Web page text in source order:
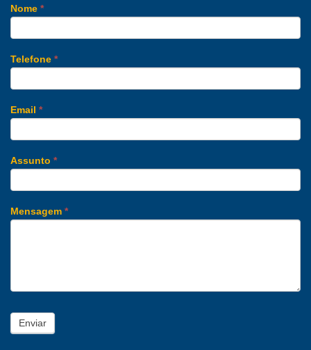
Nome *
Telefone *
Email *
Assunto *
Mensagem *
Enviar